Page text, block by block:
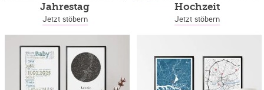
Jahrestag
Jetzt stöbern
Hochzeit
Jetzt stöbern